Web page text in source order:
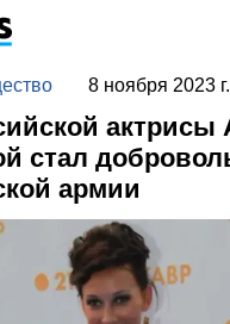
8 ноября 2023
актрисы
стал
армии